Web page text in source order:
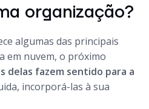
organização?
algumas das principais
em nuvem, o próximo
delas fazem sentido para a
incorporá-las à sua